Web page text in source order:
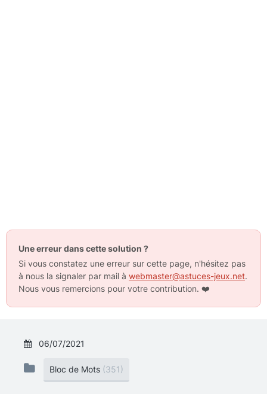
Une erreur dans cette solution ?
Si vous constatez une erreur sur cette page, n'hésitez pas
à nous la signaler par mail à webmaster@astuces-jeux.net.
Nous vous remercions pour votre contribution. ❤️
06/07/2021
Bloc de Mots (351)